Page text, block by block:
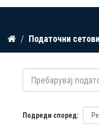
Прескокнете
содржина
Податочни сетови
Подреди според